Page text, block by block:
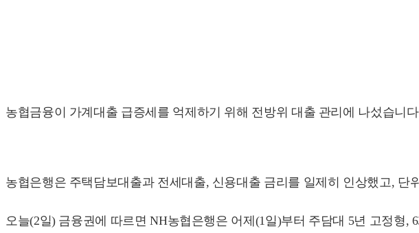
농협금융이 가계대출 급증세를 억제하기 위해 전방위 대출 관리에 나섰습니
농협은행은 주택담보대출과 전세대출, 신용대출 금리를 일제히 인상했고, 단
오늘(2일) 금융권에 따르면 NH농협은행은 어제(1일)부터 주담대 5년 고정형,